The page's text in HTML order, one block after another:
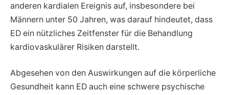
anderen kardialen Ereignis auf, insbesondere bei
Männern unter 50 Jahren, was darauf hindeutet, dass
ED ein nützliches Zeitfenster für die Behandlung
kardiovaskulärer Risiken darstellt.
Abgesehen von den Auswirkungen auf die körperliche
Gesundheit kann ED auch eine schwere psychische